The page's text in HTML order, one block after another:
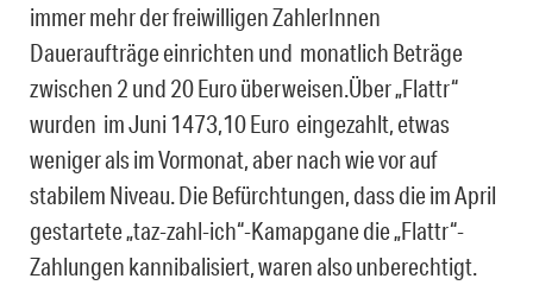
immer mehr der freiwilligen ZahlerInnen
Daueraufträge einrichten und monatlich Beträge
zwischen 2 und 20 Euro überweisen.Über „Flattr“
wurden im Juni 1473,10 Euro eingezahlt, etwas
weniger als im Vormonat, aber nach wie vor auf
stabilem Niveau. Die Befürchtungen, dass die im April
gestartete „taz-zahl-ich“-Kamapgane die „Flattr“-
Zahlungen kannibalisiert, waren also unberechtigt.